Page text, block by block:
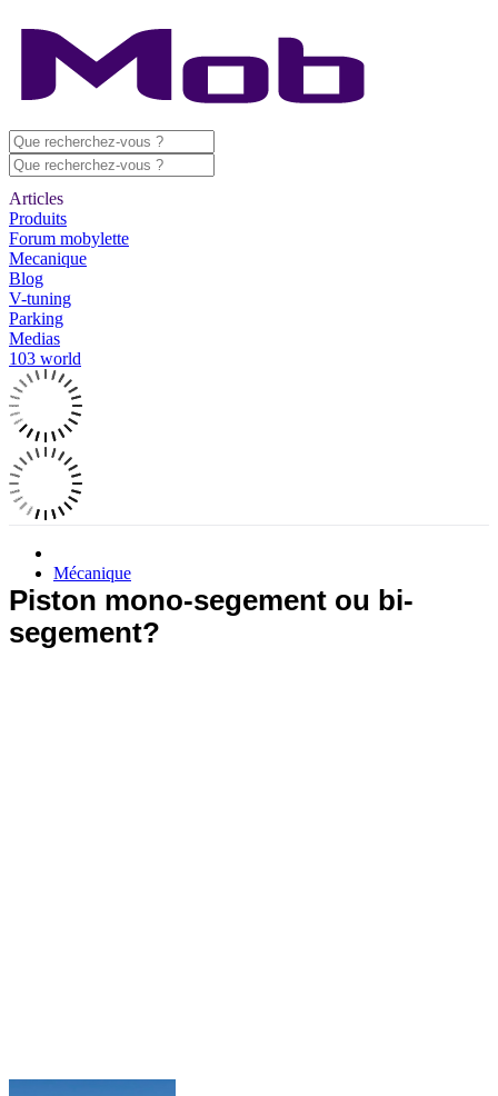
Articles
Produits
Forum mobylette
Mecanique
Blog
V-tuning
Parking
Medias
103 world
Mécanique
Piston mono-segement ou bi-
segement?